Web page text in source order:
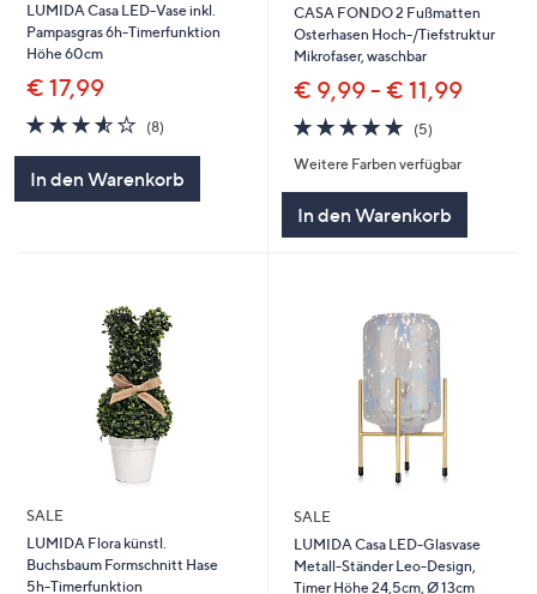
LUMIDA Casa LED-Vase inkl.
Pampasgras 6h-Timerfunktion
Höhe 60cm
€ 17,99
3.5
von
(8)8
In den Warenkorb
CASA FONDO 2 Fußmatten
Osterhasen Hoch-/Tiefstruktur
Mikrofaser, waschbar
€ 9,99 - € 11,99
5.0
von
5
(5)5
Weitere Farben verfügbar
In den Warenkorb
SALE
LUMIDA Flora künstl.
Buchsbaum Formschnitt Hase
5h-Timerfunktion
SALE
LUMIDA Casa LED-Glasvase
Metall-Ständer Leo-Design,
Timer Höhe 24,5cm, Ø 13cm